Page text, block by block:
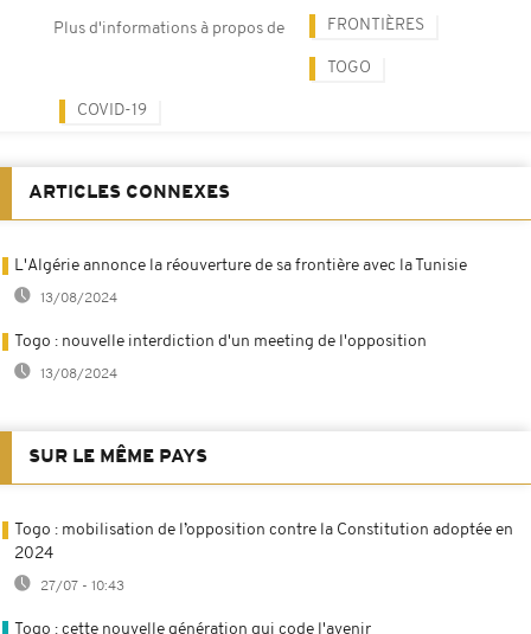
Plus d'informations à propos de FRONTIÈRES
TOGO
COVID-19
ARTICLES CONNEXES
L'Algérie annonce la réouverture de sa frontière avec la Tunisie
13/08/2024
Togo : nouvelle interdiction d'un meeting de l'opposition
13/08/2024
SUR LE MÊME PAYS
Togo : mobilisation de l’opposition contre la Constitution adoptée en
2024
27/07 - 10:43
Togo : cette nouvelle génération qui code l'avenir